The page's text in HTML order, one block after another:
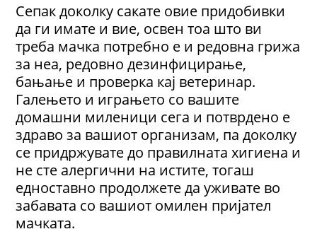
Сепак доколку сакате овие придобивки
да ги имате и вие, освен тоа што ви
треба мачка потребно е и редовна грижа
за неа, редовно дезинфицирање,
бањање и проверка кај ветеринар.
Галењето и играњето со вашите
домашни миленици сега и потврдено е
здраво за вашиот организам, па доколку
се придржувате до правилната хигиена и
не сте алергични на истите, тогаш
едноставно продолжете да уживате во
забавата со вашиот омилен пријател
мачката.